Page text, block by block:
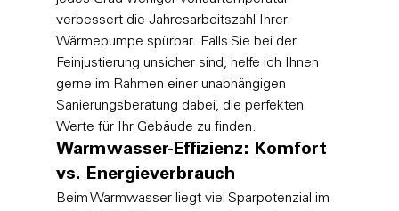
verbessert die Jahresarbeitszahl Ihrer
Wärmepumpe spürbar. Falls Sie bei der
Feinjustierung unsicher sind, helfe ich Ihnen
gerne im Rahmen einer unabhängigen
Sanierungsberatung dabei, die perfekten
Werte für Ihr Gebäude zu finden.
Warmwasser-Effizienz: Komfort
vs. Energieverbrauch
Beim Warmwasser liegt viel Sparpotenzial im